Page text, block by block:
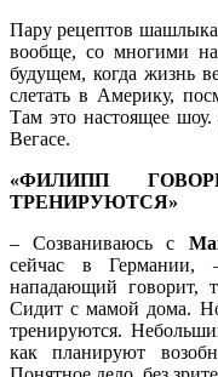
Пару рецептов шашлыка
вообще, со многими
будущем, когда жизнь
слетать в Америку,
Там это настоящее
Вегасе.
«ФИЛИПП
ТРЕНИРУЮТСЯ»
– Созваниваюсь с
сейчас в Германии,
нападающий говорит,
Сидит с мамой дома.
тренируются.
как планируют